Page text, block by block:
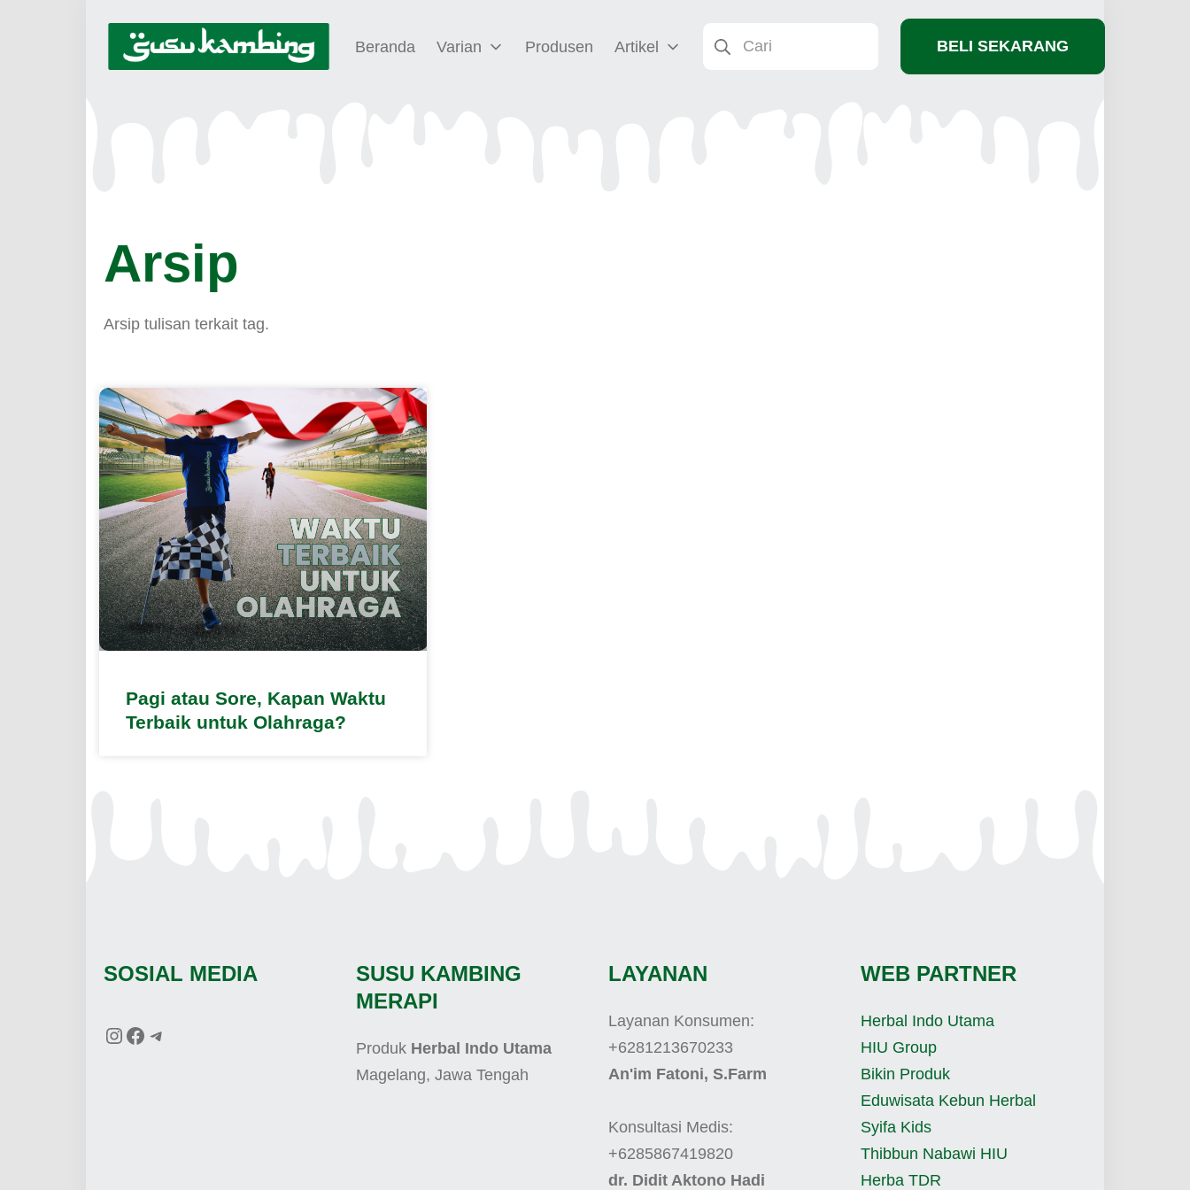
Beranda Varian Produsen Artikel BELI SEKARANG
Arsip
Arsip tulisan terkait tag.
Pagi atau Sore, Kapan Waktu
Terbaik untuk Olahraga?
SOSIAL MEDIA
SUSU KAMBING
MERAPI
Produk Herbal Indo Utama
Magelang, Jawa Tengah
LAYANAN
Layanan Konsumen:
+6281213670233
An'im Fatoni, S.Farm
Konsultasi Medis:
+6285867419820
dr. Didit Aktono Hadi
WEB PARTNER
Herbal Indo Utama
HIU Group
Bikin Produk
Eduwisata Kebun Herbal
Syifa Kids
Thibbun Nabawi HIU
Herba TDR